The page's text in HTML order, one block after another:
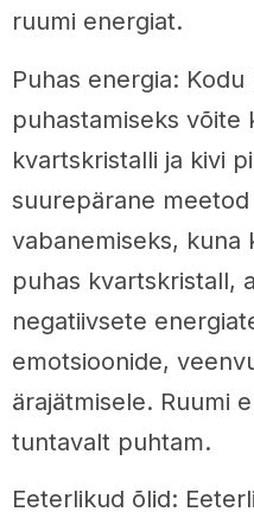
ruumi energiat.
Puhas energia:
puhastamiseks võite
kvartskristalli ja kivi
suurepärane
vabanemiseks, kuna
puhas kvartskristall,
negatiivsete
emotsioonide,
ärajätmisele. Ruumi
tuntavalt puhtam.
Eeterlikud õlid: